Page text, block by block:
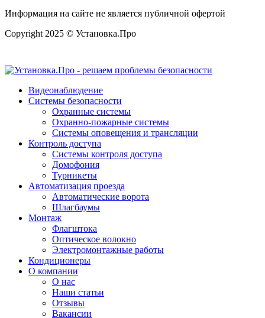
Информация на сайте не является публичной офертой
Copyright 2025 © Установка.Про
Видеонаблюдение
Системы безопасности
Охранные системы
Охранно-пожарные системы
Системы оповещения и трансляции
Контроль доступа
Системы контроля доступа
Домофония
Турникеты
Автоматизация проезда
Автоматические ворота
Шлагбаумы
Монтаж
Флагштока
Оптическое волокно
Электромонтажные работы
Кондиционеры
О компании
О нас
Наши статьи
Отзывы
Вакансии